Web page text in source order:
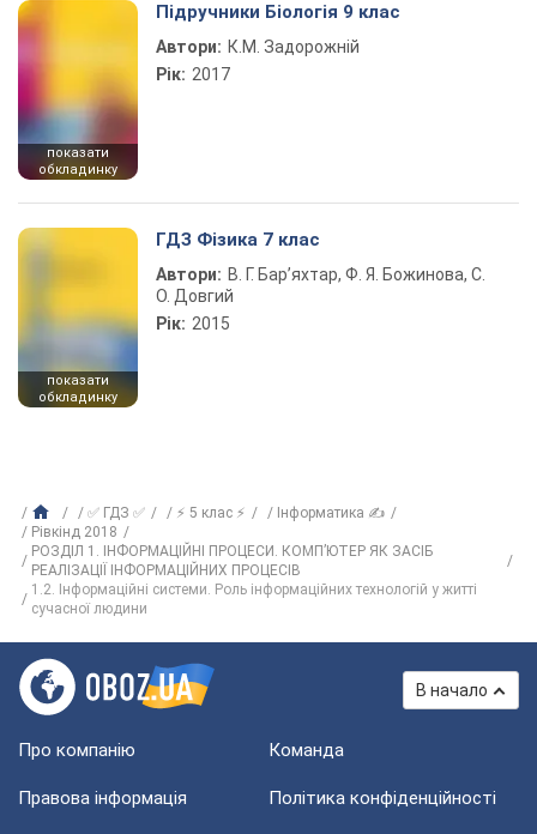
показати
обкладинку
Підручники Біологія 9 клас
Автори: К.М. Задорожній
Рік: 2017
показати
обкладинку
ГДЗ Фізика 7 клас
Автори: В. Г. Бар’яхтар, Ф. Я. Божинова, С.
О. Довгий
Рік: 2015
✅ ГДЗ ✅ ⚡ 5 клас ⚡
Інформатика ✍
Рівкінд 2018
РОЗДІЛ 1. ІНФОРМАЦІЙНІ ПРОЦЕСИ. КОМП’ЮТЕР ЯК ЗАСІБ
РЕАЛІЗАЦІЇ ІНФОРМАЦІЙНИХ ПРОЦЕСІВ
1.2. Інформаційні системи. Роль інформаційних технологій у житті
сучасної людини
В начало
Про компанію Команда
Правова інформація Політика конфіденційності